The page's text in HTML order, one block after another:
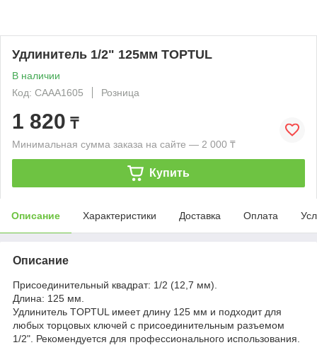
Удлинитель 1/2" 125мм TOPTUL
В наличии
Код: CAAA1605
Розница
1 820 ₸
Минимальная сумма заказа на сайте — 2 000 ₸
Купить
Описание Характеристики Доставка Оплата
Описание
Присоединительный квадрат: 1/2 (12,7 мм).
Длина: 125 мм.
Удлинитель TOPTUL имеет длину 125 мм и подходит для
любых торцовых ключей с присоединительным разъемом
1/2". Рекомендуется для профессионального использования.